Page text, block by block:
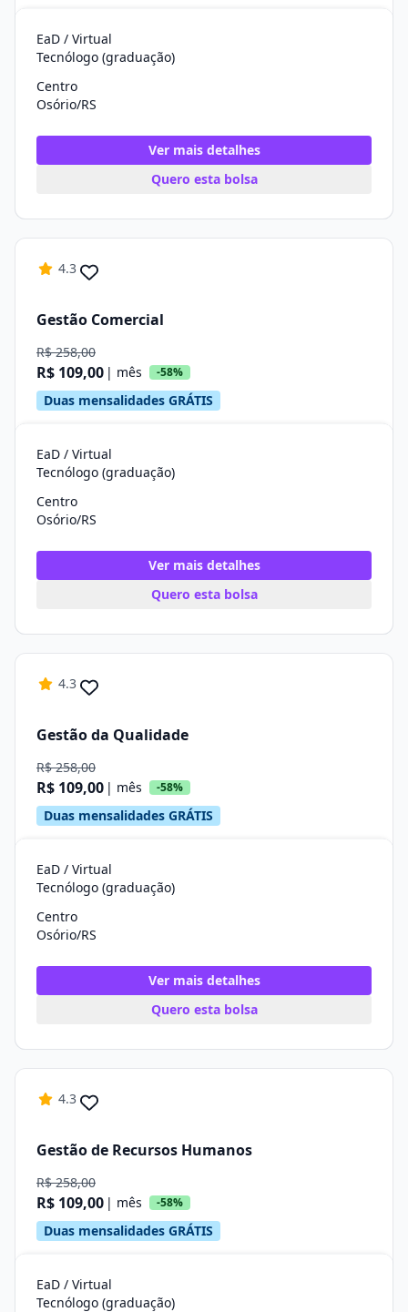
EaD / Virtual
Tecnólogo (graduação)
Centro
Osório/RS
Ver mais detalhes
Quero esta bolsa
4.3
Gestão Comercial
R$ 258,00
R$ 109,00 | mês -58%
Duas mensalidades GRÁTIS
EaD / Virtual
Tecnólogo (graduação)
Centro
Osório/RS
Ver mais detalhes
Quero esta bolsa
4.3
Gestão da Qualidade
R$ 258,00
R$ 109,00 | mês -58%
Duas mensalidades GRÁTIS
EaD / Virtual
Tecnólogo (graduação)
Centro
Osório/RS
Ver mais detalhes
Quero esta bolsa
4.3
Gestão de Recursos Humanos
R$ 258,00
R$ 109,00 | mês -58%
Duas mensalidades GRÁTIS
EaD / Virtual
Tecnólogo (graduação)